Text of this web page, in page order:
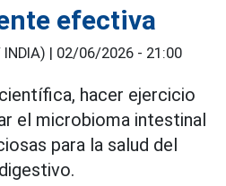
efectiva
INDIA) | 02/06/2026 - 21:00
hacer ejercicio
el microbioma intestinal
para la salud del